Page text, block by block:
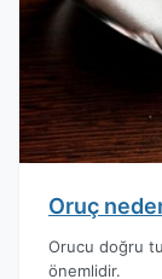
Oruç
Orucu doğru
önemlidir.